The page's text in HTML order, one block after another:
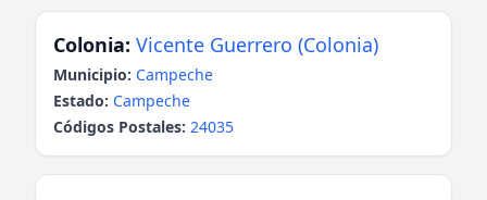
Colonia: Vicente Guerrero (Colonia)
Municipio: Campeche
Estado: Campeche
Códigos Postales: 24035